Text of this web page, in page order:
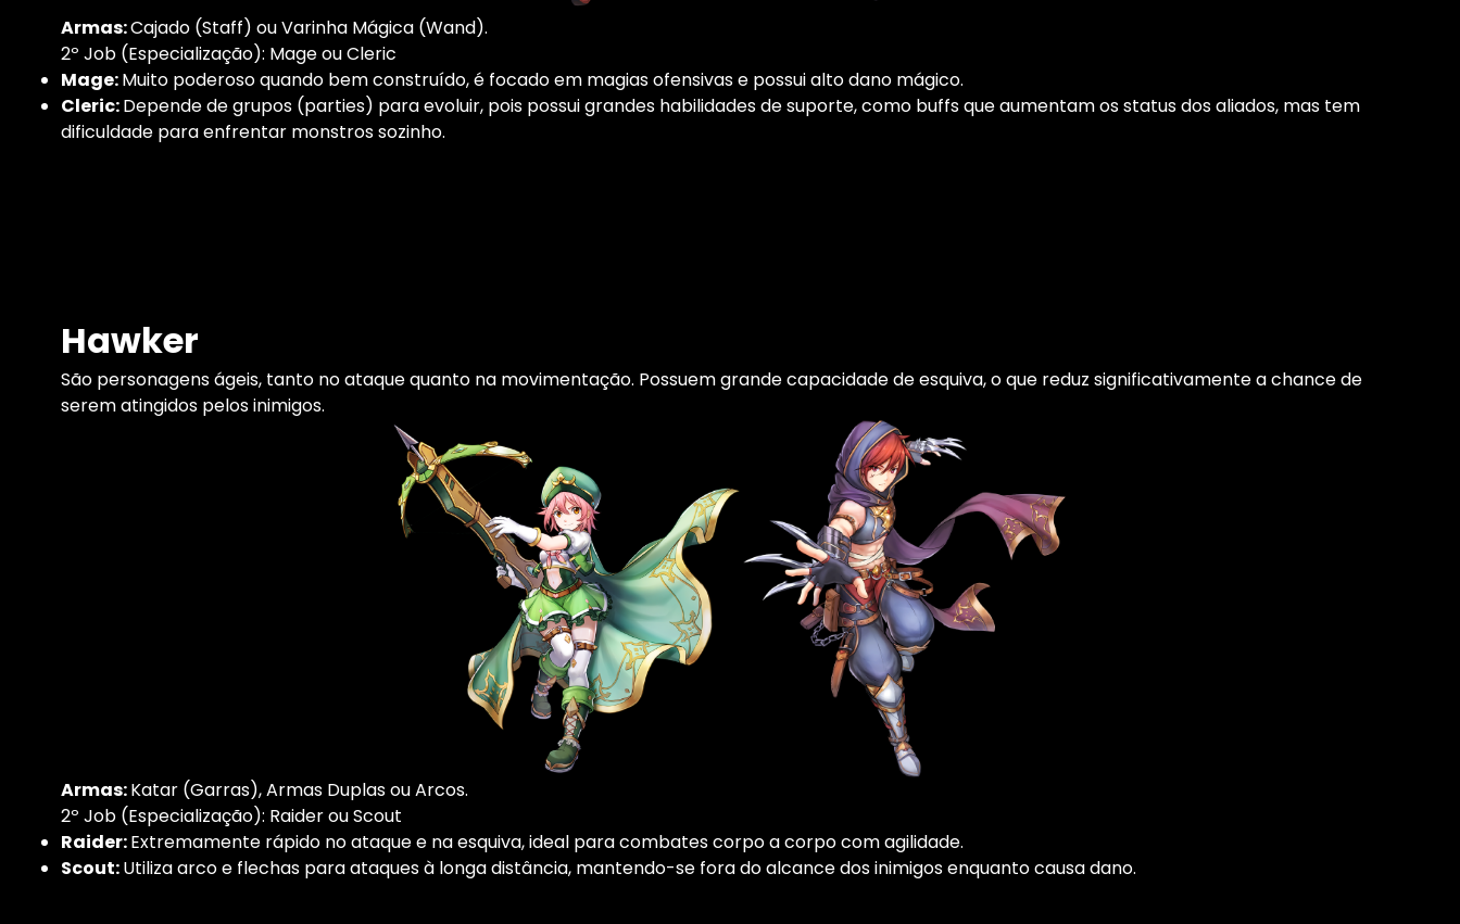
Armas:Cajado (Staff) ou Varinha Mágica (Wand).
2º Job (Especialização): Mage ou Cleric
Mage:Muito poderoso quando bem construído, é focado em magias ofensivas e possui alto dano mágico.
Cleric:Depende de grupos (parties) para evoluir, pois possui grandes habilidades de suporte, como buffs que aumentam os status dos aliados, mas tem
dificuldade para enfrentar monstros sozinho.
Hawker
São personagens ágeis, tanto no ataque quanto na movimentação. Possuem grande capacidade de esquiva, o que reduz significativamente a chance de
serem atingidos pelos inimigos.
Armas:Katar (Garras), Armas Duplas ou Arcos.
2º Job (Especialização): Raider ou Scout
Raider:Extremamente rápido no ataque e na esquiva, ideal para combates corpo a corpo com agilidade.
Scout:Utiliza arco e flechas para ataques à longa distância, mantendo-se fora do alcance dos inimigos enquanto causa dano.